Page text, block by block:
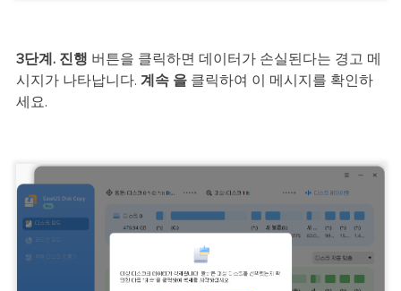
3단계. 진행 버튼을 클릭하면 데이터가 손실된다는 경고 메
시지가 나타납니다. 계속 을클릭하여 이 메시지를 확인하
세요.